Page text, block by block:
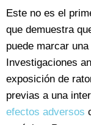
Este no es el
que demuestra
puede marcar
Investigaciones
exposición de
previas a una
efectos adversos